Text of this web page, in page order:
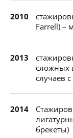
2010
Farrell) –
2013
сложных
случаев
2014
брекеты)